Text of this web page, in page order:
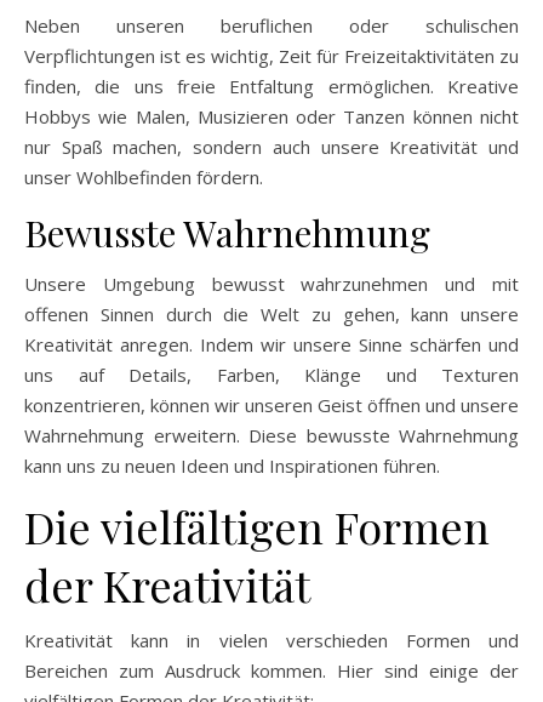
Neben unseren beruflichen oder schulischen
Verpflichtungen ist es wichtig, Zeit für Freizeitaktivitäten zu
finden, die uns freie Entfaltung ermöglichen. Kreative
Hobbys wie Malen, Musizieren oder Tanzen können nicht
nur Spaß machen, sondern auch unsere Kreativität und
unser Wohlbefinden fördern.
Bewusste Wahrnehmung
Unsere Umgebung bewusst wahrzunehmen und mit
offenen Sinnen durch die Welt zu gehen, kann unsere
Kreativität anregen. Indem wir unsere Sinne schärfen und
uns auf Details, Farben, Klänge und Texturen
konzentrieren, können wir unseren Geist öffnen und unsere
Wahrnehmung erweitern. Diese bewusste Wahrnehmung
kann uns zu neuen Ideen und Inspirationen führen.
Die vielfältigen Formen
der Kreativität
Kreativität kann in vielen verschieden Formen und
Bereichen zum Ausdruck kommen. Hier sind einige der